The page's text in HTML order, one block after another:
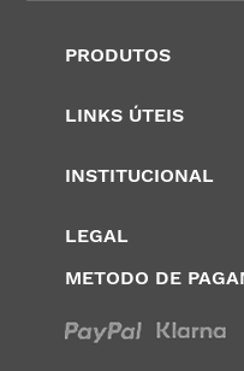
PRODUTOS
LINKS ÚTEIS
INSTITUCIONAL
LEGAL
METODO DE